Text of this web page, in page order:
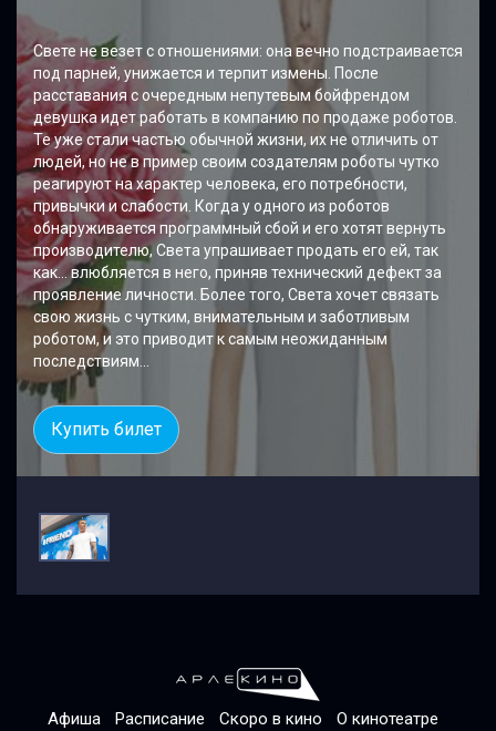
Свете не везет с отношениями: она вечно подстраивается
под парней, унижается и терпит измены. После
расставания с очередным непутевым бойфрендом
девушка идет работать в компанию по продаже роботов.
Те уже стали частью обычной жизни, их не отличить от
людей, но не в пример своим создателям роботы чутко
реагируют на характер человека, его потребности,
привычки и слабости. Когда у одного из роботов
обнаруживается программный сбой и его хотят вернуть
производителю, Света упрашивает продать его ей, так
как... влюбляется в него, приняв технический дефект за
проявление личности. Более того, Света хочет связать
свою жизнь с чутким, внимательным и заботливым
роботом, и это приводит к самым неожиданным
последствиям...
Купить билет
Афиша Расписание Скоро в кино О кинотеатре